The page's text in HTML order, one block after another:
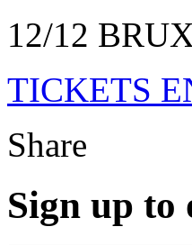
12/12
TICKETS
Share
Sign up to